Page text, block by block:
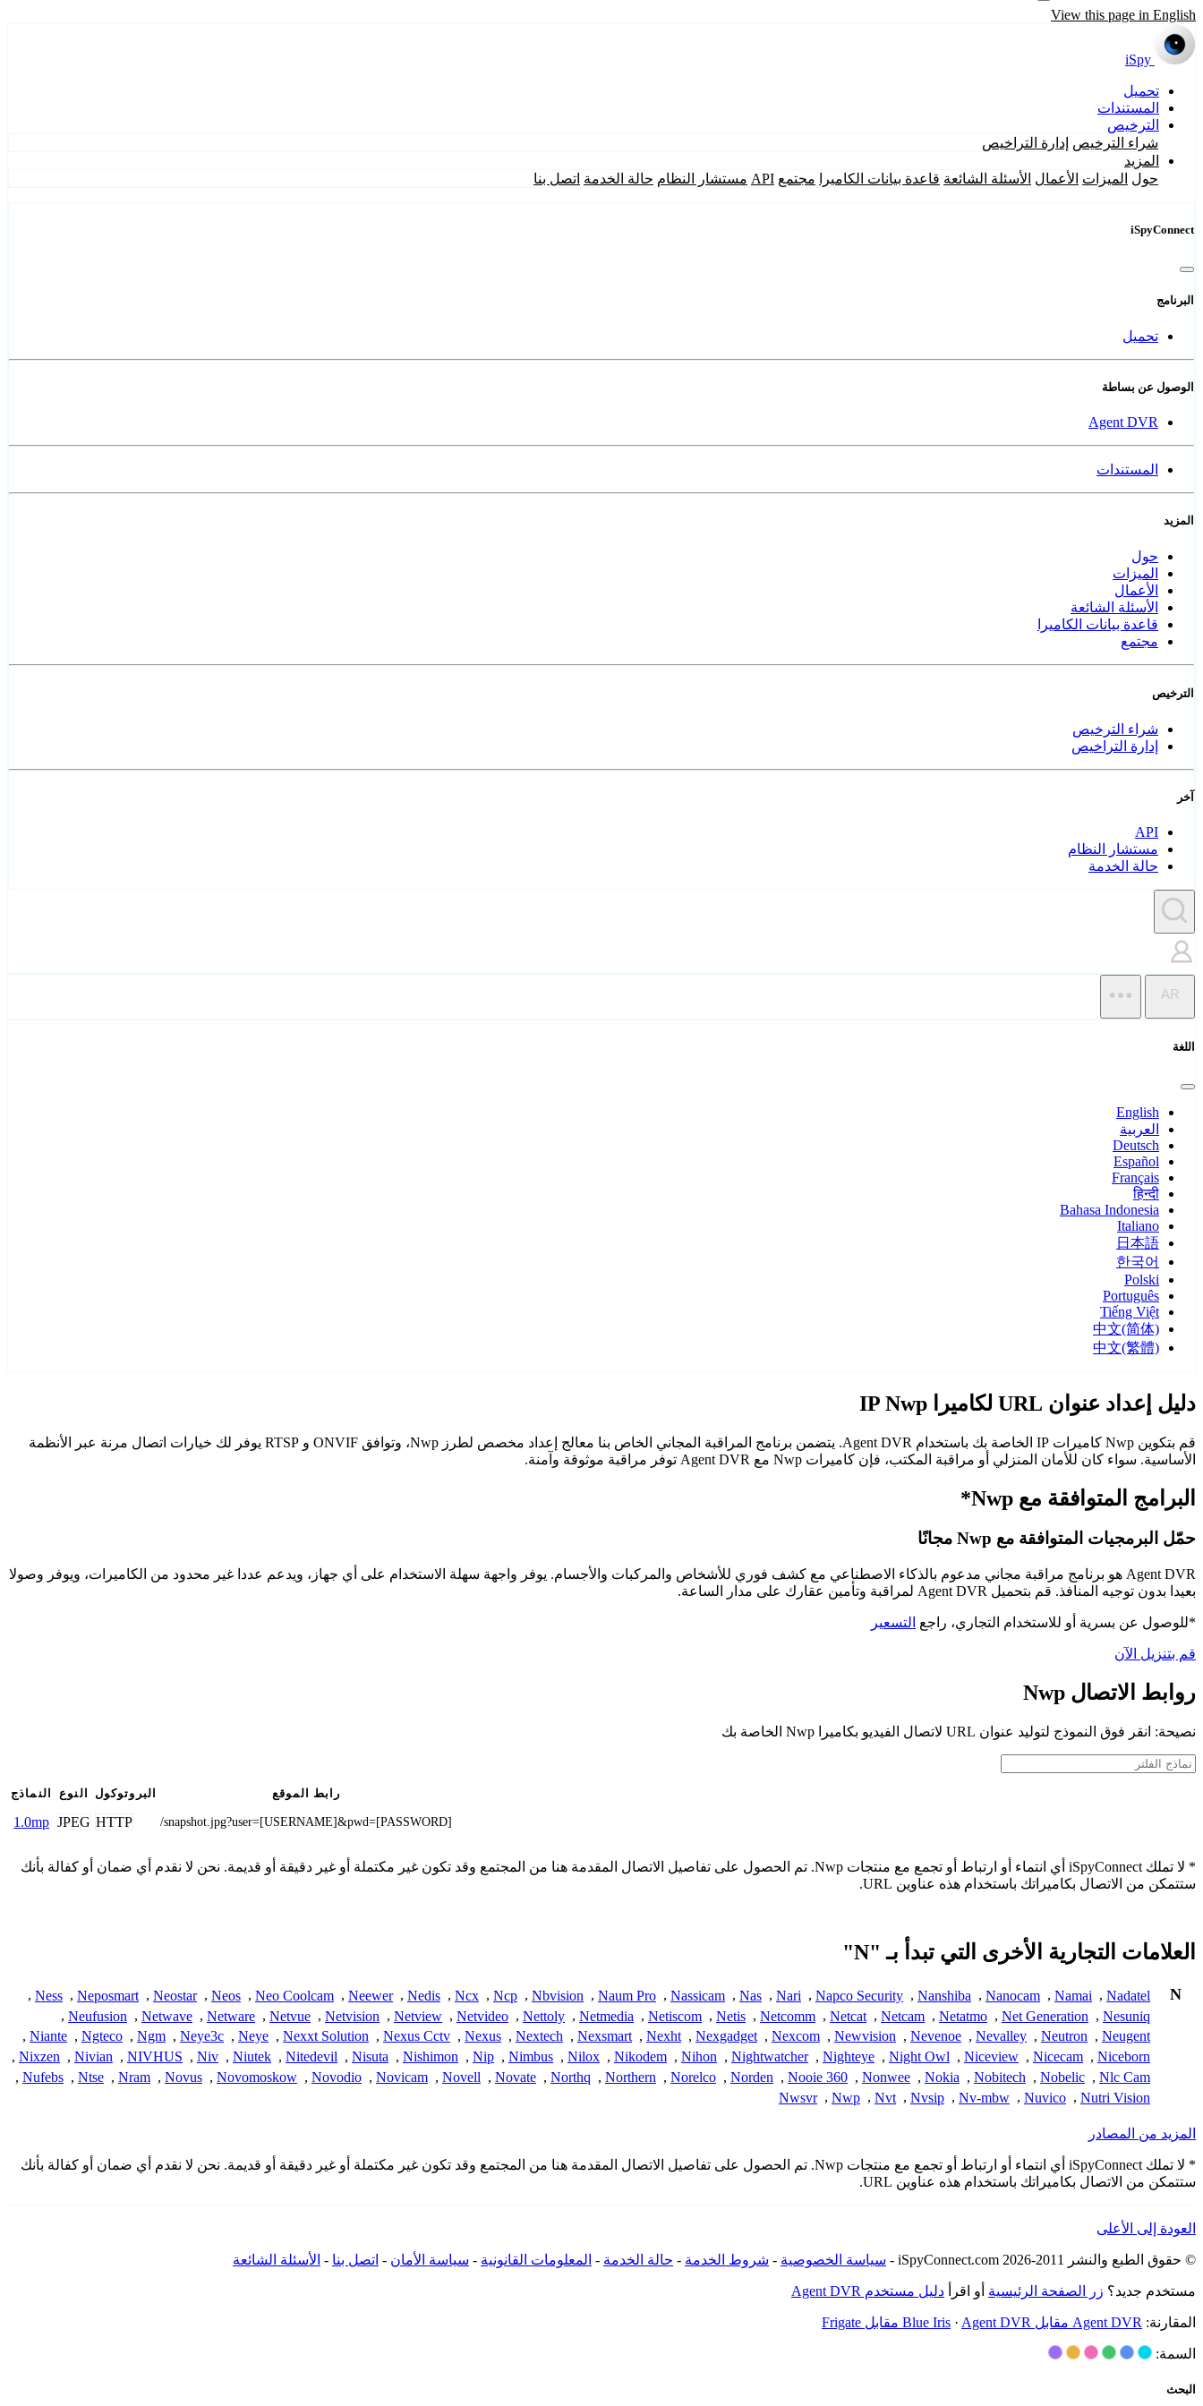
View this page in English
iSpy
تحميل
المستندات
الترخيص
شراء الترخيص إدارة التراخيص
المزيد
حول الميزات الأعمال الأسئلة الشائعة قاعدة بيانات الكاميرا مجتمع API مستشار النظام حالة الخدمة اتصل بنا
iSpyConnect
البرنامج
تحميل
الوصول عن بساطة
Agent DVR
المستندات
المزيد
حول
الميزات
الأعمال
الأسئلة الشائعة
قاعدة بيانات الكاميرا
مجتمع
الترخيص
شراء الترخيص
إدارة التراخيص
آخر
API
مستشار النظام
حالة الخدمة
AR
اللغة
English
العربية
Deutsch
Español
Français
हिन्दी
Bahasa Indonesia
Italiano
日本語
한국어
Polski
Português
Tiếng Việt
中文(简体)
中文(繁體)
دليل إعداد عنوان URL لكاميرا IP Nwp
قم بتكوين Nwp كاميرات IP الخاصة بك باستخدام Agent DVR. يتضمن برنامج المراقبة المجاني الخاص بنا معالج إعداد مخصص لطرز Nwp، وتوافق ONVIF و RTSP يوفر لك خيارات اتصال مرنة عبر الأنظمة
الأساسية. سواء كان للأمان المنزلي أو مراقبة المكتب، فإن كاميرات Nwp مع Agent DVR توفر مراقبة موثوقة وآمنة.
البرامج المتوافقة مع Nwp*
حمّل البرمجيات المتوافقة مع Nwp مجانًا
Agent DVR هو برنامج مراقبة مجاني مدعوم بالذكاء الاصطناعي مع كشف فوري للأشخاص والمركبات والأجسام. يوفر واجهة سهلة الاستخدام على أي جهاز، ويدعم عددا غير محدود من الكاميرات، ويوفر وصولا
بعيدا بدون توجيه المنافذ. قم بتحميل Agent DVR لمراقبة وتأمين عقارك على مدار الساعة.
*للوصول عن بسرية أو للاستخدام التجاري، راجع التسعير
قم بتنزيل الآن
روابط الاتصال Nwp
نصيحة: انقر فوق النموذج لتوليد عنوان URL لاتصال الفيديو بكاميرا Nwp الخاصة بك
النماذج النوع البروتوكول رابط الموقع
1.0mp JPEG HTTP /snapshot.jpg?user=[USERNAME]&pwd=[PASSWORD]
* لا تملك iSpyConnect أي انتماء أو ارتباط أو تجمع مع منتجات Nwp. تم الحصول على تفاصيل الاتصال المقدمة هنا من المجتمع وقد تكون غير مكتملة أو غير دقيقة أو قديمة. نحن لا نقدم أي ضمان أو كفالة بأنك
ستتمكن من الاتصال بكاميراتك باستخدام هذه عناوين URL.
العلامات التجارية الأخرى التي تبدأ بـ "N"
N
Nadatel
,
Namai
,
Nanocam
,
Nanshiba
,
Napco Security
,
Nari
,
Nas
,
Nassicam
,
Naum Pro
,
Nbvision
,
Ncp
,
Ncx
,
Nedis
,
Neewer
,
Neo Coolcam
,
Neos
,
Neostar
,
Neposmart
,
Ness
,
Nesuniq
,
Net Generation
,
Netatmo
,
Netcam
,
Netcat
,
Netcomm
,
Netis
,
Netiscom
,
Netmedia
,
Nettoly
,
Netvideo
,
Netview
,
Netvision
,
Netvue
,
Netware
,
Netwave
,
Neufusion
,
Neugent
,
Neutron
,
Nevalley
,
Nevenoe
,
Newvision
,
Nexcom
,
Nexgadget
,
Nexht
,
Nexsmart
,
Nextech
,
Nexus
,
Nexus Cctv
,
Nexxt Solution
,
Neye
,
Neye3c
,
Ngm
,
Ngteco
,
Niante
,
Niceborn
,
Nicecam
,
Niceview
,
Night Owl
,
Nighteye
,
Nightwatcher
,
Nihon
,
Nikodem
,
Nilox
,
Nimbus
,
Nip
,
Nishimon
,
Nisuta
,
Nitedevil
,
Niutek
,
Niv
,
NIVHUS
,
Nivian
,
Nixzen
,
Nlc Cam
,
Nobelic
,
Nobitech
,
Nokia
,
Nonwee
,
Nooie 360
,
Norden
,
Norelco
,
Northern
,
Northq
,
Novate
,
Novell
,
Novicam
,
Novodio
,
Novomoskow
,
Novus
,
Nram
,
Ntse
,
Nufebs
,
Nutri Vision
,
Nuvico
,
Nv-mbw
,
Nvsip
,
Nvt
,
Nwp
,
Nwsvr
المزيد من المصادر
* لا تملك iSpyConnect أي انتماء أو ارتباط أو تجمع مع منتجات Nwp. تم الحصول على تفاصيل الاتصال المقدمة هنا من المجتمع وقد تكون غير مكتملة أو غير دقيقة أو قديمة. نحن لا نقدم أي ضمان أو كفالة بأنك
ستتمكن من الاتصال بكاميراتك باستخدام هذه عناوين URL.
العودة إلى الأعلى
© حقوق الطبع والنشر 2011-2026 iSpyConnect.com - سياسة الخصوصية - شروط الخدمة - حالة الخدمة - المعلومات القانونية - سياسة الأمان - اتصل بنا - الأسئلة الشائعة
مستخدم جديد؟ زر الصفحة الرئيسية أو اقرأ دليل مستخدم Agent DVR
المقارنة: Agent DVR مقابل Blue Iris · Agent DVR مقابل Frigate
السمة:
البحث